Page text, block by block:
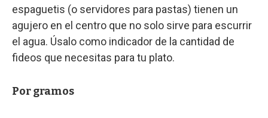
espaguetis (o servidores para pastas) tienen un
agujero en el centro que no solo sirve para escurrir
el agua. Úsalo como indicador de la cantidad de
fideos que necesitas para tu plato.
Por gramos